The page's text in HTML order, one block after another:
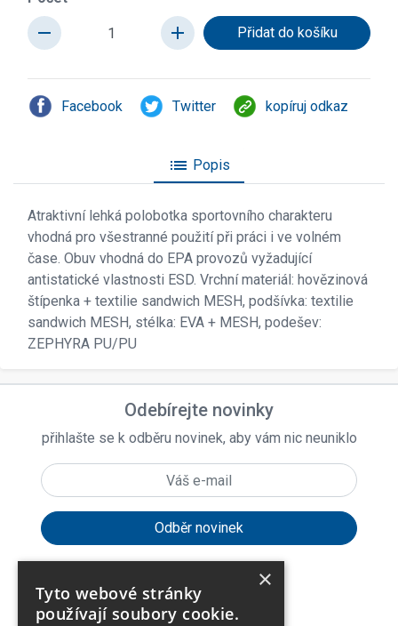
remove add
Facebook Twitter kopíruj odkaz
list Popis
Atraktivní lehká polobotka sportovního charakteru
vhodná pro všestranné použití při práci i ve volném
čase. Obuv vhodná do EPA provozů vyžadující
antistatické vlastnosti ESD. Vrchní materiál: hovězinová
štípenka + textilie sandwich MESH, podšívka: textilie
sandwich MESH, stélka: EVA + MESH, podešev:
ZEPHYRA PU/PU
Odebírejte novinky
přihlašte se k odběru novinek, aby vám nic neuniklo
Zákaznické menu expand_more
×
Tyto webové stránky
používají soubory cookie.